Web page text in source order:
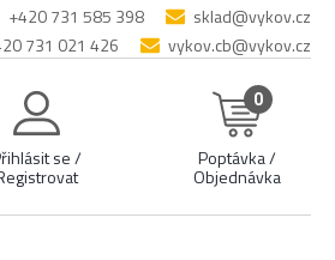
+420 731 585 398
sklad@vykov.cz
731 021 426 vykov.cb@vykov.cz
se /
0
Poptávka /
Objednávka